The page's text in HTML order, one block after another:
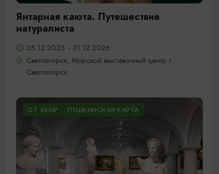
Янтарная каюта. Путешествие
натуралиста
25.12.2025 - 31.12.2026
Светлогорск, Морской выставочный центр г.
Светлогорск
ОТ 450₽ ПУШКИНСКАЯ КАРТА